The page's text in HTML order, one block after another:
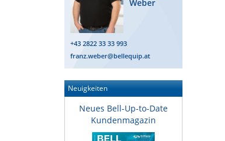
Weber
+43 2822 33 33 993
franz.weber@bellequip.at
Neuigkeiten
Neues Bell-Up-to-Date
Kundenmagazin